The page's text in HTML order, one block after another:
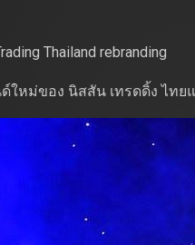
Thailand rebranding
ใหม่ของ นิสสัน เทรดดิ้ง ไท